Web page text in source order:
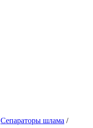
Сепараторы шлама /